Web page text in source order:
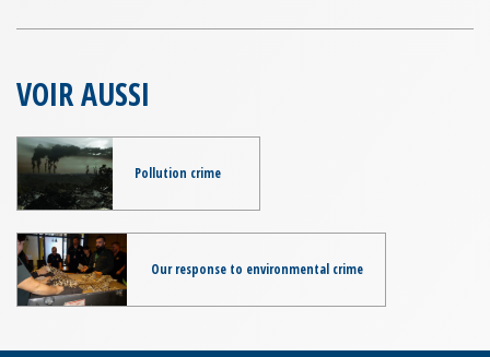
VOIR AUSSI
Pollution crime
Our response to environmental crime